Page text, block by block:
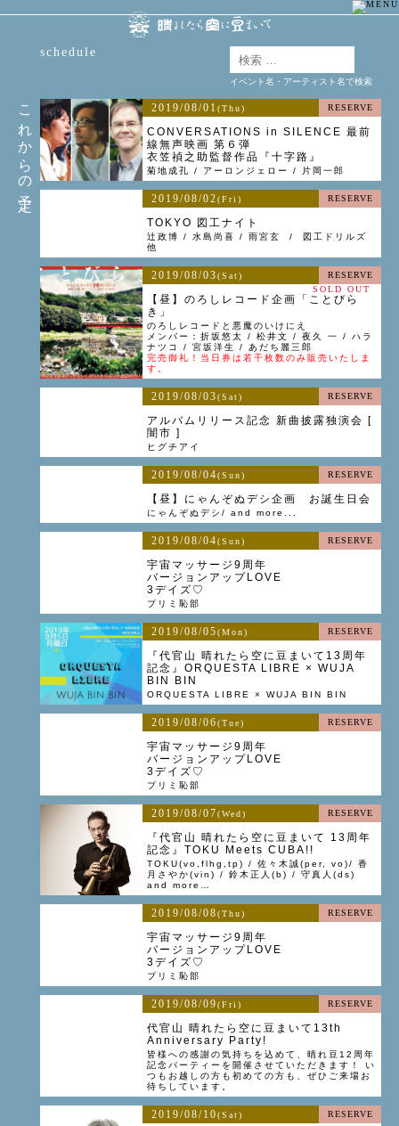
これからの予定
schedule
2019/08/01(Thu) RESERVE
CONVERSATIONS in SILENCE 最前
線無声映画 第６弾
衣笠禎之助監督作品『十字路』
菊地成孔 / アーロンジェロー / 片岡一郎
2019/08/02(Fri) RESERVE
TOKYO 図工ナイト
辻政博 / 水島尚喜 / 雨宮玄 / 図工ドリルズ
他
2019/08/03(Sat)
RESERVE
SOLD OUT
【昼】のろしレコード企画「ことびら
き」
のろしレコードと悪魔のいけにえ
メンバー：折坂悠太 / 松井文 / 夜久 一 / ハラ
ナツコ / 宮坂洋生 / あだち麗三郎
完売御礼！当日券は若干枚数のみ販売いたしま
す。
2019/08/03(Sat) RESERVE
アルバムリリース記念 新曲披露独演会 [
闇市 ]
ヒグチアイ
2019/08/04(Sun) RESERVE
【昼】にゃんぞぬデシ企画 お誕生日会
にゃんぞぬデシ/ and more...
2019/08/04(Sun) RESERVE
宇宙マッサージ9周年
バージョンアップLOVE
3デイズ♡
プリミ恥部
2019/08/05(Mon) RESERVE
『代官山 晴れたら空に豆まいて13周年
記念』ORQUESTA LIBRE × WUJA
BIN BIN
ORQUESTA LIBRE × WUJA BIN BIN
2019/08/06(Tue) RESERVE
宇宙マッサージ9周年
バージョンアップLOVE
3デイズ♡
プリミ恥部
2019/08/07(Wed) RESERVE
『代官山 晴れたら空に豆まいて 13周年
記念』TOKU Meets CUBA!!
TOKU(vo,flhg,tp) / 佐々木誠(per, vo)/ 香
月さやか(vin) / 鈴木正人(b) / 守真人(ds)
and more…
2019/08/08(Thu) RESERVE
宇宙マッサージ9周年
バージョンアップLOVE
3デイズ♡
プリミ恥部
2019/08/09(Fri) RESERVE
代官山 晴れたら空に豆まいて13th
Anniversary Party!
皆様への感謝の気持ちを込めて、晴れ豆12周年
記念パーティーを開催させていただきます！ い
つもお越しの方も初めての方も、ぜひご来場お
待ちしています。
2019/08/10(Sat) RESERVE
イベント名・アーティスト名で検索